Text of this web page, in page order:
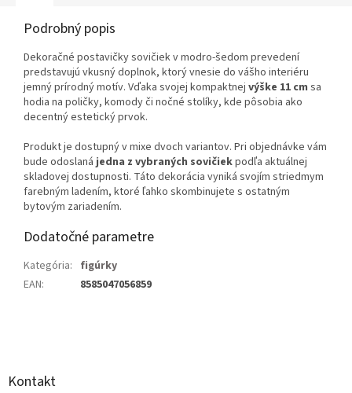
Podrobný popis
Dekoračné postavičky sovičiek v modro-šedom prevedení
predstavujú vkusný doplnok, ktorý vnesie do vášho interiéru
jemný prírodný motív. Vďaka svojej kompaktnej výške 11 cm sa
hodia na poličky, komody či nočné stolíky, kde pôsobia ako
decentný estetický prvok.
Produkt je dostupný v mixe dvoch variantov. Pri objednávke vám
bude odoslanájedna z vybraných sovičiekpodľa aktuálnej
skladovej dostupnosti. Táto dekorácia vyniká svojím striedmym
farebným ladením, ktoré ľahko skombinujete s ostatným
bytovým zariadením.
Dodatočné parametre
Kategória: figúrky
EAN: 8585047056859
Kontakt